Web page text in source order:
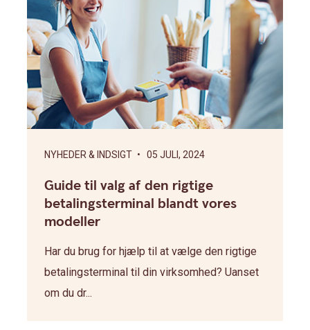
NYHEDER & INDSIGT • 05 JULI, 2024
Guide til valg af den rigtige
betalingsterminal blandt vores
modeller
Har du brug for hjælp til at vælge den rigtige
betalingsterminal til din virksomhed? Uanset
om du dr...